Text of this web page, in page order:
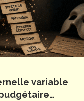
variable